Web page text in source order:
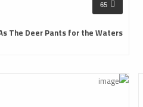
65
The Deer Pants for the Waters